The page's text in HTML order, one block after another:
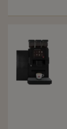
Navigate
Schaerer
Skye